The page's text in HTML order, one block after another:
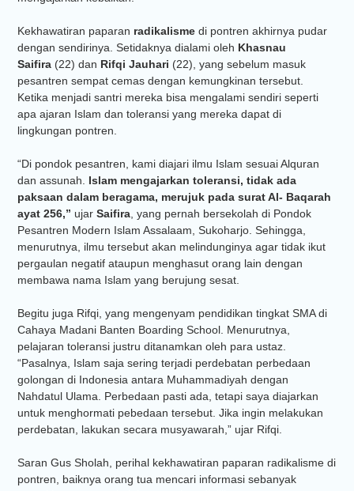
Kekhawatiran paparan radikalismedi pontren akhirnya pudar
dengan sendirinya. Setidaknya dialami oleh Khasnau
Saifira (22) dan Rifqi Jauhari (22), yang sebelum masuk
pesantren sempat cemas dengan kemungkinan tersebut.
Ketika menjadi santri mereka bisa mengalami sendiri seperti
apa ajaran Islam dan toleransi yang mereka dapat di
lingkungan pontren.
“Di pondok pesantren, kami diajari ilmu Islam sesuai Alquran
dan assunah. Islam mengajarkan toleransi, tidak ada
paksaan dalam beragama, merujuk pada surat Al- Baqarah
ayat 256,” ujarSaifira , yang pernah bersekolah di Pondok
Pesantren Modern Islam Assalaam, Sukoharjo. Sehingga,
menurutnya, ilmu tersebut akan melindunginya agar tidak ikut
pergaulan negatif ataupun menghasut orang lain dengan
membawa nama Islam yang berujung sesat.
Begitu juga Rifqi, yang mengenyam pendidikan tingkat SMA di
Cahaya Madani Banten Boarding School. Menurutnya,
pelajaran toleransi justru ditanamkan oleh para ustaz.
“Pasalnya, Islam saja sering terjadi perdebatan perbedaan
golongan di Indonesia antara Muhammadiyah dengan
Nahdatul Ulama. Perbedaan pasti ada, tetapi saya diajarkan
untuk menghormati pebedaan tersebut. Jika ingin melakukan
perdebatan, lakukan secara musyawarah,” ujar Rifqi.
Saran Gus Sholah, perihal kekhawatiran paparan radikalisme di
pontren, baiknya orang tua mencari informasi sebanyak